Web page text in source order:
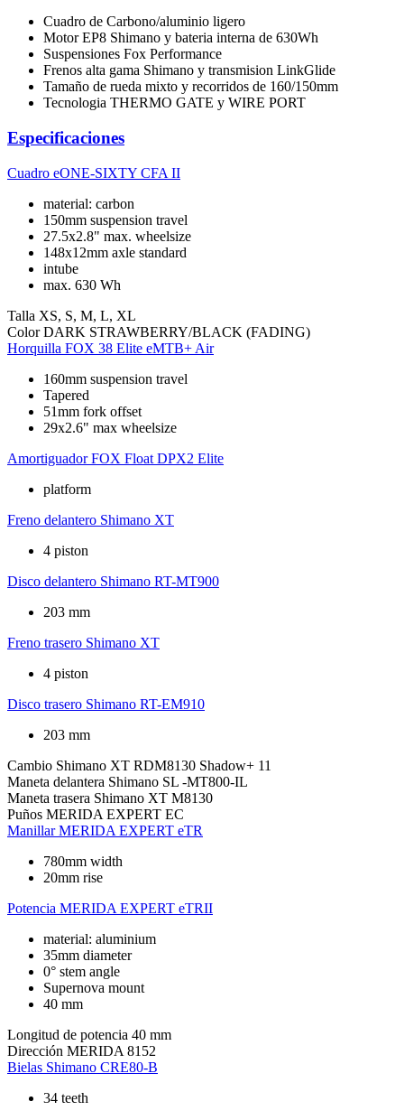
Cuadro de Carbono/aluminio ligero
Motor EP8 Shimano y bateria interna de 630Wh
Suspensiones Fox Performance
Frenos alta gama Shimano y transmision LinkGlide
Tamaño de rueda mixto y recorridos de 160/150mm
Tecnologia THERMO GATE y WIRE PORT
Especificaciones
Cuadro eONE-SIXTY CFA II
material: carbon
150mm suspension travel
27.5x2.8" max. wheelsize
148x12mm axle standard
intube
max. 630 Wh
Talla XS, S, M, L, XL
Color DARK STRAWBERRY/BLACK (FADING)
Horquilla FOX 38 Elite eMTB+ Air
160mm suspension travel
Tapered
51mm fork offset
29x2.6" max wheelsize
Amortiguador FOX Float DPX2 Elite
platform
Freno delantero Shimano XT
4 piston
Disco delantero Shimano RT-MT900
203 mm
Freno trasero Shimano XT
4 piston
Disco trasero Shimano RT-EM910
203 mm
Cambio Shimano XT RDM8130 Shadow+ 11
Maneta delantera Shimano SL -MT800-IL
Maneta trasera Shimano XT M8130
Puños MERIDA EXPERT EC
Manillar MERIDA EXPERT eTR
780mm width
20mm rise
Potencia MERIDA EXPERT eTRII
material: aluminium
35mm diameter
0° stem angle
Supernova mount
40 mm
Longitud de potencia 40 mm
Dirección MERIDA 8152
Bielas Shimano CRE80-B
34 teeth